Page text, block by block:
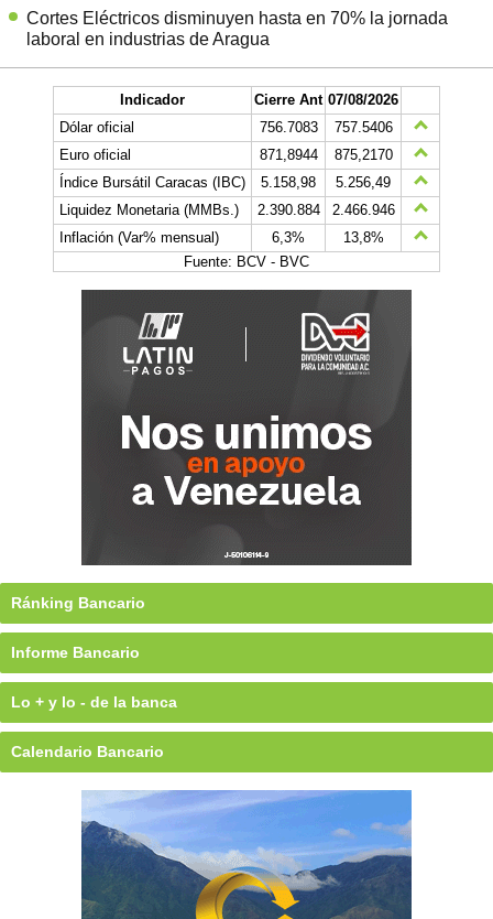
Cortes Eléctricos disminuyen hasta en 70% la jornada
laboral en industrias de Aragua
Indicador Cierre Ant 07/08/2026
Dólar oficial
756.7083
757.5406
Euro oficial
871,8944
875,2170
Índice Bursátil Caracas (IBC)
5.158,98
5.256,49
Liquidez Monetaria (MMBs.)
2.390.884
2.466.946
Inflación (Var% mensual)
6,3%
13,8%
Fuente: BCV - BVC
Ránking Bancario
Informe Bancario
Lo + y lo - de la banca
Calendario Bancario